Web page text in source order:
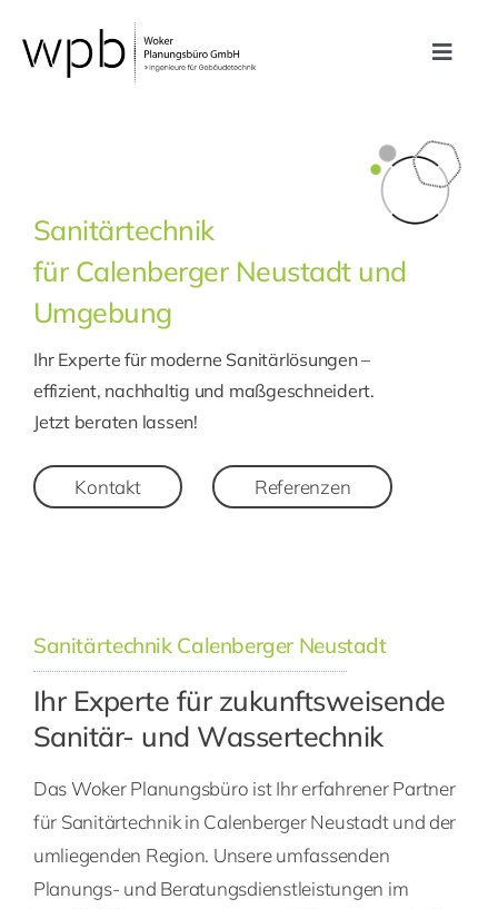
Inhalt
springen
Toggle
Unternehmen
Kontakt
Sanitärtechnik
für Calenberger Neustadt und
Umgebung
Ihr Experte für moderne Sanitärlösungen –
effizient, nachhaltig und maßgeschneidert.
Jetzt beraten lassen!
Kontakt Referenzen
Sanitärtechnik Calenberger Neustadt
Ihr Experte für zukunftsweisende
Sanitär- und Wassertechnik
Das Woker Planungsbüro ist Ihr erfahrener Partner
für Sanitärtechnik in Calenberger Neustadt und der
umliegenden Region. Unsere umfassenden
Planungs- und Beratungsdienstleistungen im